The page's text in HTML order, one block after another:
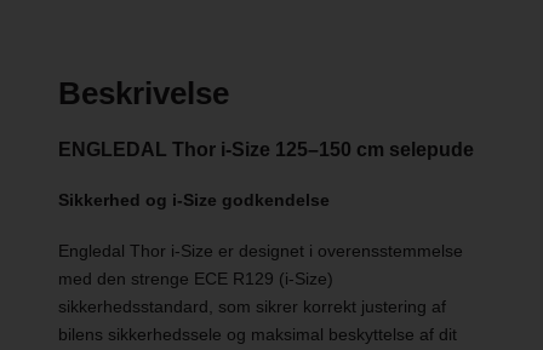
Beskrivelse
ENGLEDAL Thor i-Size 125–150 cm selepude
Sikkerhed og i-Size godkendelse
Engledal Thor i-Size er designet i overensstemmelse
med den strenge ECE R129 (i-Size)
sikkerhedsstandard, som sikrer korrekt justering af
bilens sikkerhedssele og maksimal beskyttelse af dit